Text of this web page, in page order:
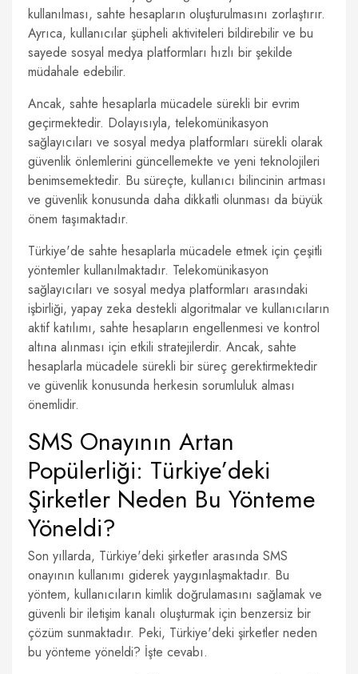
kullanılması, sahte hesapların oluşturulmasını zorlaştırır.
Ayrıca, kullanıcılar şüpheli aktiviteleri bildirebilir ve bu
sayede sosyal medya platformları hızlı bir şekilde
müdahale edebilir.
Ancak, sahte hesaplarla mücadele sürekli bir evrim
geçirmektedir. Dolayısıyla, telekomünikasyon
sağlayıcıları ve sosyal medya platformları sürekli olarak
güvenlik önlemlerini güncellemekte ve yeni teknolojileri
benimsemektedir. Bu süreçte, kullanıcı bilincinin artması
ve güvenlik konusunda daha dikkatli olunması da büyük
önem taşımaktadır.
Türkiye'de sahte hesaplarla mücadele etmek için çeşitli
yöntemler kullanılmaktadır. Telekomünikasyon
sağlayıcıları ve sosyal medya platformları arasındaki
işbirliği, yapay zeka destekli algoritmalar ve kullanıcıların
aktif katılımı, sahte hesapların engellenmesi ve kontrol
altına alınması için etkili stratejilerdir. Ancak, sahte
hesaplarla mücadele sürekli bir süreç gerektirmektedir
ve güvenlik konusunda herkesin sorumluluk alması
önemlidir.
SMS Onayının Artan
Popülerliği: Türkiye’deki
Şirketler Neden Bu Yönteme
Yöneldi?
Son yıllarda, Türkiye'deki şirketler arasında SMS
onayının kullanımı giderek yaygınlaşmaktadır. Bu
yöntem, kullanıcıların kimlik doğrulamasını sağlamak ve
güvenli bir iletişim kanalı oluşturmak için benzersiz bir
çözüm sunmaktadır. Peki, Türkiye'deki şirketler neden
bu yönteme yöneldi? İşte cevabı.